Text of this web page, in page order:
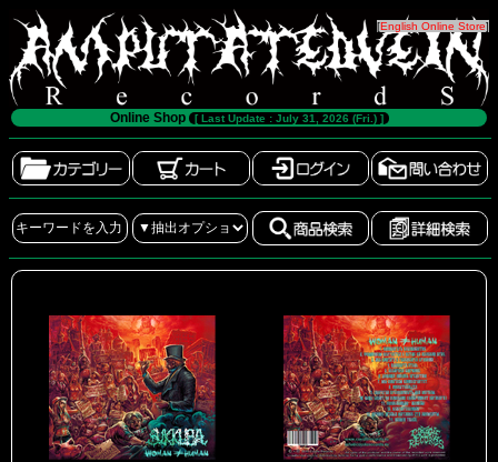
[English Online Store]
Online Shop [ Last Update : July 31, 2026 (Fri.) ]